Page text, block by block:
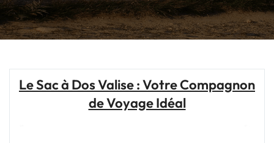
Le Sac à Dos Valise : Votre Compagnon
de Voyage Idéal